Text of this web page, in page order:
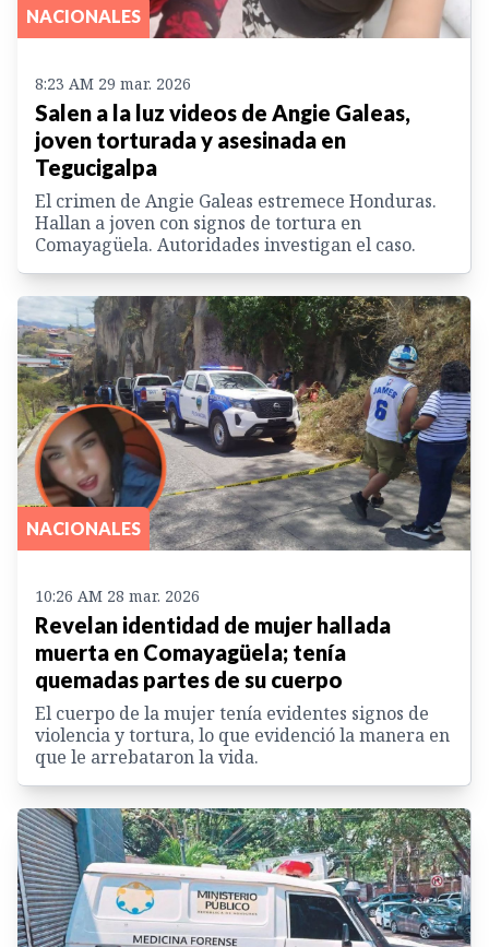
NACIONALES
8:23 AM 29 mar. 2026
Salen a la luz videos de Angie Galeas,
joven torturada y asesinada en
Tegucigalpa
El crimen de Angie Galeas estremece Honduras.
Hallan a joven con signos de tortura en
Comayagüela. Autoridades investigan el caso.
NACIONALES
10:26 AM 28 mar. 2026
Revelan identidad de mujer hallada
muerta en Comayagüela; tenía
quemadas partes de su cuerpo
El cuerpo de la mujer tenía evidentes signos de
violencia y tortura, lo que evidenció la manera en
que le arrebataron la vida.